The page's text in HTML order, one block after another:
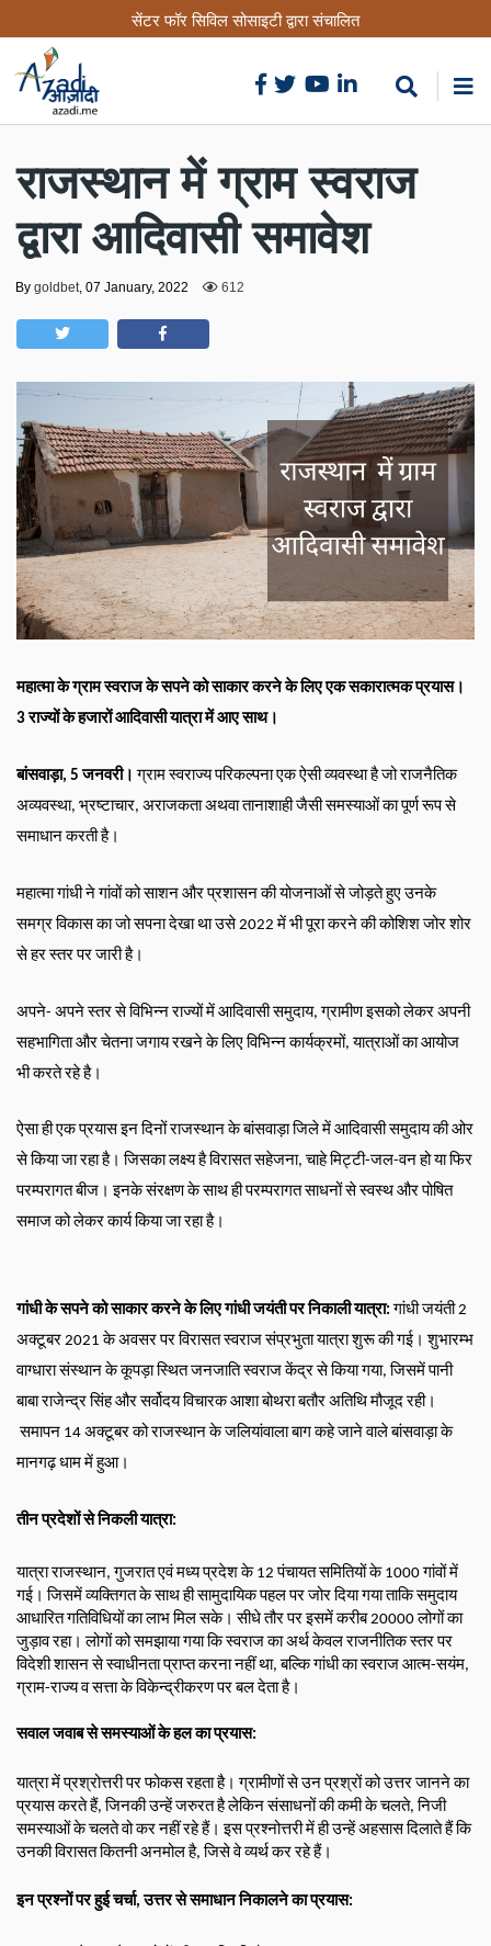
to
content
सेंटर फॉर सिविल सोसाइटी द्वारा संचालित
राजस्थान में ग्राम स्वराज
द्वारा आदिवासी समावेश
By goldbet, 07 January, 2022 612
महात्मा के ग्राम स्वराज के सपने को साकार करने के लिए एक सकारात्मक प्रयास।
3 राज्यों के हजारों आदिवासी यात्रा में आए साथ।
बांसवाड़ा, 5 जनवरी।
ग्राम स्वराज्य परिकल्पना एक ऐसी व्यवस्था है जो राजनैतिक
अव्यवस्था, भ्रष्टाचार, अराजकता अथवा तानाशाही जैसी समस्याओं का पूर्ण रूप से
समाधान करती है।
महात्मा गांधी ने गांवों को साशन और प्रशासन की योजनाओं से जोड़ते हुए उनके
समग्र विकास का जो सपना देखा था उसे 2022 में भी पूरा करने की कोशिश जोर शोर
से हर स्तर पर जारी है।
अपने- अपने स्तर से विभिन्न राज्यों में आदिवासी समुदाय, ग्रामीण इसको लेकर अपनी
सहभागिता और चेतना जगाय रखने के लिए विभिन्न कार्यक्रमों, यात्राओं का आयोज
भी करते रहे है।
ऐसा ही एक प्रयास इन दिनों राजस्थान के बांसवाड़ा जिले में आदिवासी समुदाय की ओर
से किया जा रहा है। जिसका लक्ष्य है विरासत सहेजना, चाहे मिट्टी-जल-वन हो या फिर
परम्परागत बीज। इनके संरक्षण के साथ ही परम्परागत साधनों से स्वस्थ और पोषित
समाज को लेकर कार्य किया जा रहा है।
गांधी के सपने को साकार करने के लिए गांधी जयंती पर निकाली यात्रा: गांधी जयंती 2
अक्टूबर 2021 के अवसर पर विरासत स्वराज संप्रभुता यात्रा शुरू की गई। शुभारम्भ
वाग्धारा संस्थान के कूपड़ा स्थित जनजाति स्वराज केंद्र से किया गया, जिसमें पानी
बाबा राजेन्द्र सिंह और सर्वोदय विचारक आशा बोथरा बतौर अतिथि मौजूद रही।
समापन 14 अक्टूबर को राजस्थान के जलियांवाला बाग कहे जाने वाले बांसवाड़ा के
मानगढ़ धाम में हुआ।
तीन प्रदेशों से निकली यात्रा:
यात्रा राजस्थान, गुजरात एवं मध्य प्रदेश के 12 पंचायत समितियों के 1000 गांवों में
गई। जिसमें व्यक्तिगत के साथ ही सामुदायिक पहल पर जोर दिया गया ताकि समुदाय
आधारित गतिविधियों का लाभ मिल सके। सीधे तौर पर इसमें करीब 20000 लोगों का
जुड़ाव रहा। लोगों को समझाया गया कि स्वराज का अर्थ केवल राजनीतिक स्तर पर
विदेशी शासन से स्वाधीनता प्राप्त करना नहीं था, बल्कि गांधी का स्वराज आत्म-सयंम,
ग्राम-राज्य व सत्ता के विकेन्द्रीकरण पर बल देता है।
सवाल जवाब से समस्याओं के हल का प्रयास:
यात्रा में प्रश्रोत्तरी पर फोकस रहता है। ग्रामीणों से उन प्रश्रों को उत्तर जानने का
प्रयास करते हैं, जिनकी उन्हें जरुरत है लेकिन संसाधनों की कमी के चलते, निजी
समस्याओं के चलते वो कर नहीं रहे हैं। इस प्रश्नोत्तरी में ही उन्हें अहसास दिलाते हैं कि
उनकी विरासत कितनी अनमोल है, जिसे वे व्यर्थ कर रहे हैं।
इन प्रश्नों पर हुई चर्चा, उत्तर से समाधान निकालने का प्रयास: